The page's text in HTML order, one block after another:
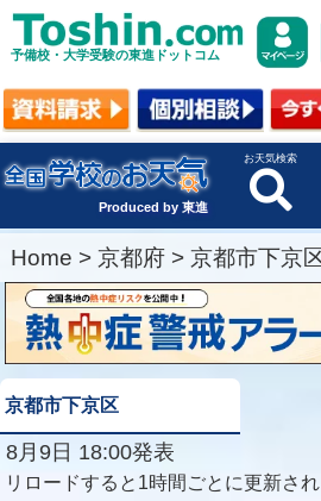
予備校・大学受験の東進ドットコム
Produced by 東進
お天気検索
Home > 京都府 > 京都市下京区
京都市下京区
8月9日 18:00発表
リロードすると1時間ごとに更新され